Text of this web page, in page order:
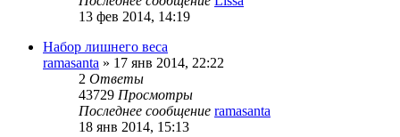
13 фев 2014, 14:19
Набор лишнего веса
ramasanta » 17 янв 2014, 22:22
2 Ответы
43729 Просмотры
Последнее сообщение ramasanta
18 янв 2014, 15:13